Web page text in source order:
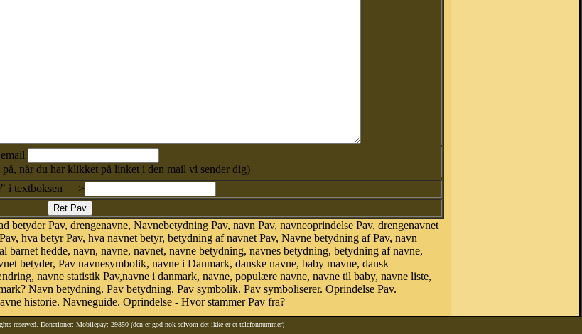
når du har klikket på linket i den mail vi sender dig)
i textboksen ==>
Pav, drengenavne, Navnebetydning Pav, navn Pav, navneoprindelse Pav, drengenavnet
hva betyr Pav, hva navnet betyr, betydning af navnet Pav, Navne betydning af Pav, navn
barnet hedde, navn, navne, navnet, navne betydning, navnes betydning, betydning af navne,
betyder, Pav navnesymbolik, navne i Danmark, danske navne, baby mavne, dansk
navne statistik Pav,navne i danmark, navne, populære navne, navne til baby, navne liste,
Navn betydning. Pav betydning. Pav symbolik. Pav symboliserer. Oprindelse Pav.
historie. Navneguide. Oprindelse - Hvor stammer Pav fra?
reserved. Donationer: Mobilepay: 29850 (den er god nok selvom det ikke er et telefonnummer)